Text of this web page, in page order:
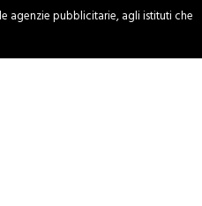
agenzie pubblicitarie, agli istituti che